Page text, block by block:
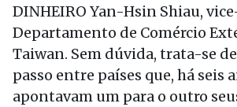
DINHEIRO Yan-Hsin Shiau,
Departamento de Comércio
Taiwan. Sem dúvida, trata-se
passo entre países que, há seis
apontavam um para o outro